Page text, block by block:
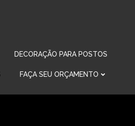
DECORAÇÃO PARA POSTOS
FAÇA SEU ORÇAMENTO